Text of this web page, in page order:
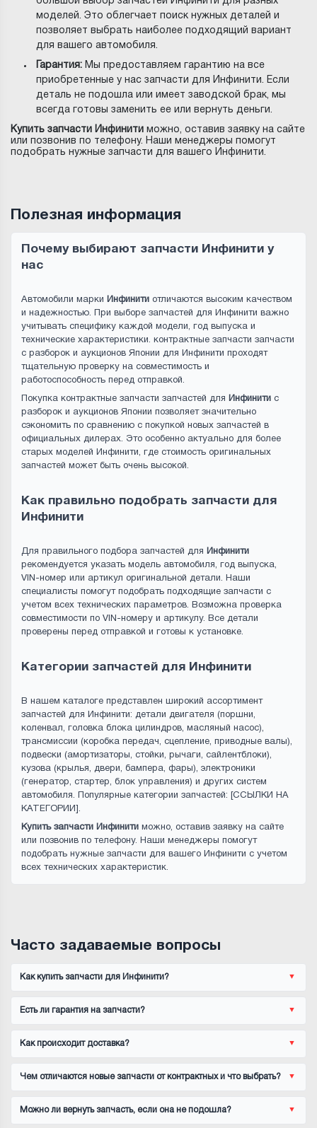
моделей. Это облегчает поиск нужных деталей и
позволяет выбрать наиболее подходящий вариант
для вашего автомобиля.
Гарантия: Мы предоставляем гарантию на все
приобретенные у нас запчасти для Инфинити. Если
деталь не подошла или имеет заводской брак, мы
всегда готовы заменить ее или вернуть деньги.
Купить запчасти Инфинити можно, оставив заявку на сайте
или позвонив по телефону. Наши менеджеры помогут
подобрать нужные запчасти для вашего Инфинити.
Полезная информация
Почему выбирают запчасти Инфинити у
нас
Автомобили марки Инфинити отличаются высоким качеством
и надежностью. При выборе запчастей для Инфинити важно
учитывать специфику каждой модели, год выпуска и
технические характеристики. контрактные запчасти запчасти
с разборок и аукционов Японии для Инфинити проходят
тщательную проверку на совместимость и
работоспособность перед отправкой.
Покупка контрактные запчасти запчастей для Инфинити с
разборок и аукционов Японии позволяет значительно
сэкономить по сравнению с покупкой новых запчастей в
официальных дилерах. Это особенно актуально для более
старых моделей Инфинити, где стоимость оригинальных
запчастей может быть очень высокой.
Как правильно подобрать запчасти для
Инфинити
Для правильного подбора запчастей для
Инфинити
рекомендуется указать модель автомобиля, год выпуска,
VIN-номер или артикул оригинальной детали. Наши
специалисты помогут подобрать подходящие запчасти с
учетом всех технических параметров. Возможна проверка
совместимости по VIN-номеру и артикулу. Все детали
проверены перед отправкой и готовы к установке.
Категории запчастей для Инфинити
В нашем каталоге представлен широкий ассортимент
запчастей для Инфинити: детали двигателя (поршни,
коленвал, головка блока цилиндров, масляный насос),
трансмиссии (коробка передач, сцепление, приводные валы),
подвески (амортизаторы, стойки, рычаги, сайлентблоки),
кузова (крылья, двери, бампера, фары), электроники
(генератор, стартер, блок управления) и других систем
автомобиля. Популярные категории запчастей: [ССЫЛКИ НА
КАТЕГОРИИ].
Купить запчасти Инфинити
можно, оставив заявку на сайте
или позвонив по телефону. Наши менеджеры помогут
подобрать нужные запчасти для вашего Инфинити с учетом
всех технических характеристик.
Часто задаваемые вопросы
Как купить запчасти для Инфинити?
Есть ли гарантия на запчасти?
Как происходит доставка?
Чем отличаются новые запчасти от контрактных и что выбрать?
Можно ли вернуть запчасть, если она не подошла?